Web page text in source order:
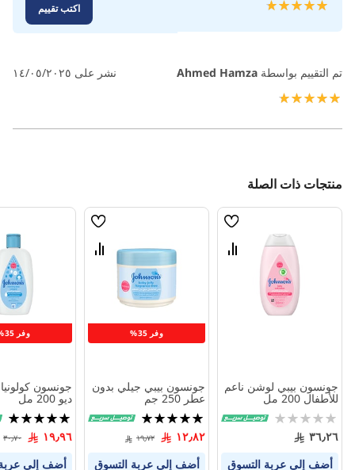
اكتب تقييم
تم التقييم بواسطة Ahmed Hamza نشر على ١٤/٠٥/٢٠٢٥
منتجات ذات الصلة
قائمة
قارن
جونسون بيبي لوشن ناعم
للأطفال 200 مل
Rating:
0%
٣٦٫٢٦
أضف إلى عربة التسوق
وفر 35%
قائمة
قارن
جونسون بيبي جيلي بدون
عطر 250 جم
تقييم:
100%
١٢٫٨٢ ١٩٫٧٢
أضف إلى عربة التسوق
وفر 35%
جونسون
ديو 200 مل
تقييم:
100%
١٩٫٩٦ ٣٠٫٧٠
أضف إلى